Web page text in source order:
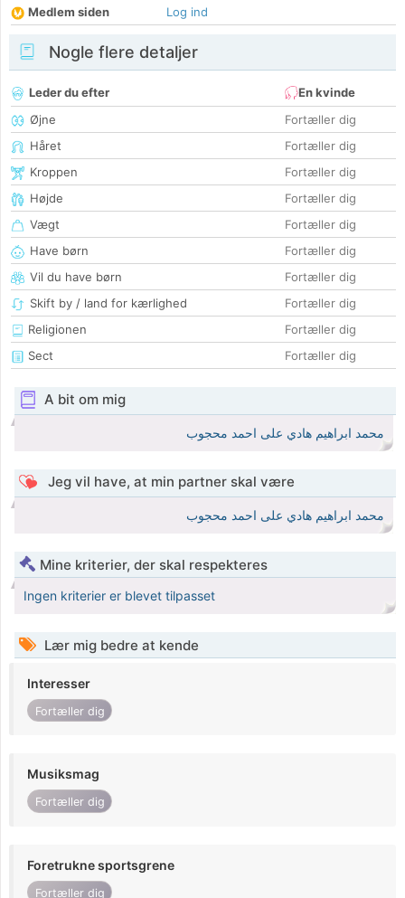
Medlem siden
Log ind
Nogle flere detaljer
Leder du efter
En kvinde
Øjne
Fortæller dig
Håret
Fortæller dig
Kroppen
Fortæller dig
Højde
Fortæller dig
Vægt
Fortæller dig
Have børn
Fortæller dig
Vil du have børn
Fortæller dig
Skift by / land for kærlighed
Fortæller dig
Religionen
Fortæller dig
Sect
Fortæller dig
A bit om mig
محمد ابراهيم هادي على احمد محجوب
Jeg vil have, at min partner skal være
محمد ابراهيم هادي على احمد محجوب
Mine kriterier, der skal respekteres
Ingen kriterier er blevet tilpasset
Lær mig bedre at kende
Interesser
Fortæller dig
Musiksmag
Fortæller dig
Foretrukne sportsgrene
Fortæller dig